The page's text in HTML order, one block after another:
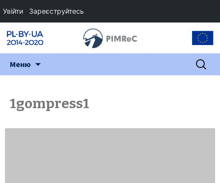
Меню Пошук:
1gompress1
Увійти Зареєструйтесь